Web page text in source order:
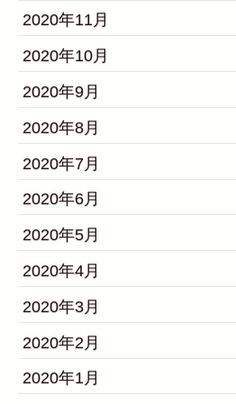
2020年11月
2020年10月
2020年9月
2020年8月
2020年7月
2020年6月
2020年5月
2020年4月
2020年3月
2020年2月
2020年1月